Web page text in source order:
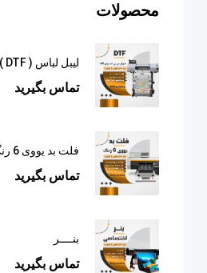
محصولات
لیبل لباس ( DTF )
تماس بگیرید
فلت بد یووی 6 رنگ
تماس بگیرید
بنــــر
تماس بگیرید